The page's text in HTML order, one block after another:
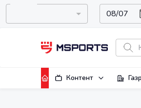
Контент